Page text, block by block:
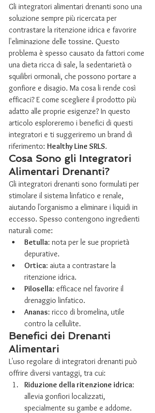
Gli integratori alimentari drenanti sono una
soluzione sempre più ricercata per
contrastare la ritenzione idrica e favorire
l'eliminazione delle tossine. Questo
problema è spesso causato da fattori come
una dieta ricca di sale, la sedentarietà o
squilibri ormonali, che possono portare a
gonfiore e disagio. Ma cosa li rende così
efficaci? E come scegliere il prodotto più
adatto alle proprie esigenze? In questo
articolo esploreremo i benefici di questi
integratori e ti suggeriremo un brand di
riferimento: Healthy Line SRLS.
Cosa Sono gli Integratori
Alimentari Drenanti?
Gli integratori drenanti sono formulati per
stimolare il sistema linfatico e renale,
aiutando l'organismo a eliminare i liquidi in
eccesso. Spesso contengono ingredienti
naturali come:
Betulla: nota per le sue proprietà
depurative.
Ortica: aiuta a contrastare la
ritenzione idrica.
Pilosella: efficace nel favorire il
drenaggio linfatico.
Ananas: ricco di bromelina, utile
contro la cellulite.
Benefici dei Drenanti
Alimentari
L'uso regolare di integratori drenanti può
offrire diversi vantaggi, tra cui:
Riduzione della ritenzione idrica:
allevia gonfiori localizzati,
specialmente su gambe e addome.